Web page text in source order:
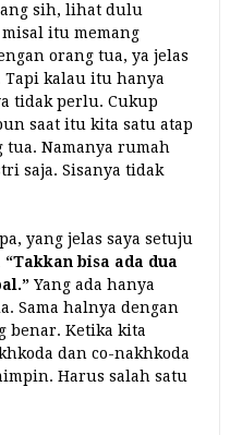
sih, lihat dulu
itu memang
orang tua, ya jelas
Tapi kalau itu hanya
tidak perlu. Cukup
saat itu kita satu atap
tua. Namanya rumah
saja. Sisanya tidak
yang jelas saya setuju
“Takkan bisa ada dua
Yang ada hanya
Sama halnya dengan
benar. Ketika kita
dan co-nakhkoda
Harus salah satu